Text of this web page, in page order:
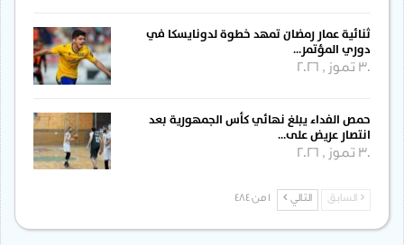
ثنائية عمار رمضان تمهد خطوة لدونايسكا في
دوري المؤتمر…
30 تموز , 2026
حمص الفداء يبلغ نهائي كأس الجمهورية بعد
انتصار عريض على…
30 تموز , 2026
السابق التالي